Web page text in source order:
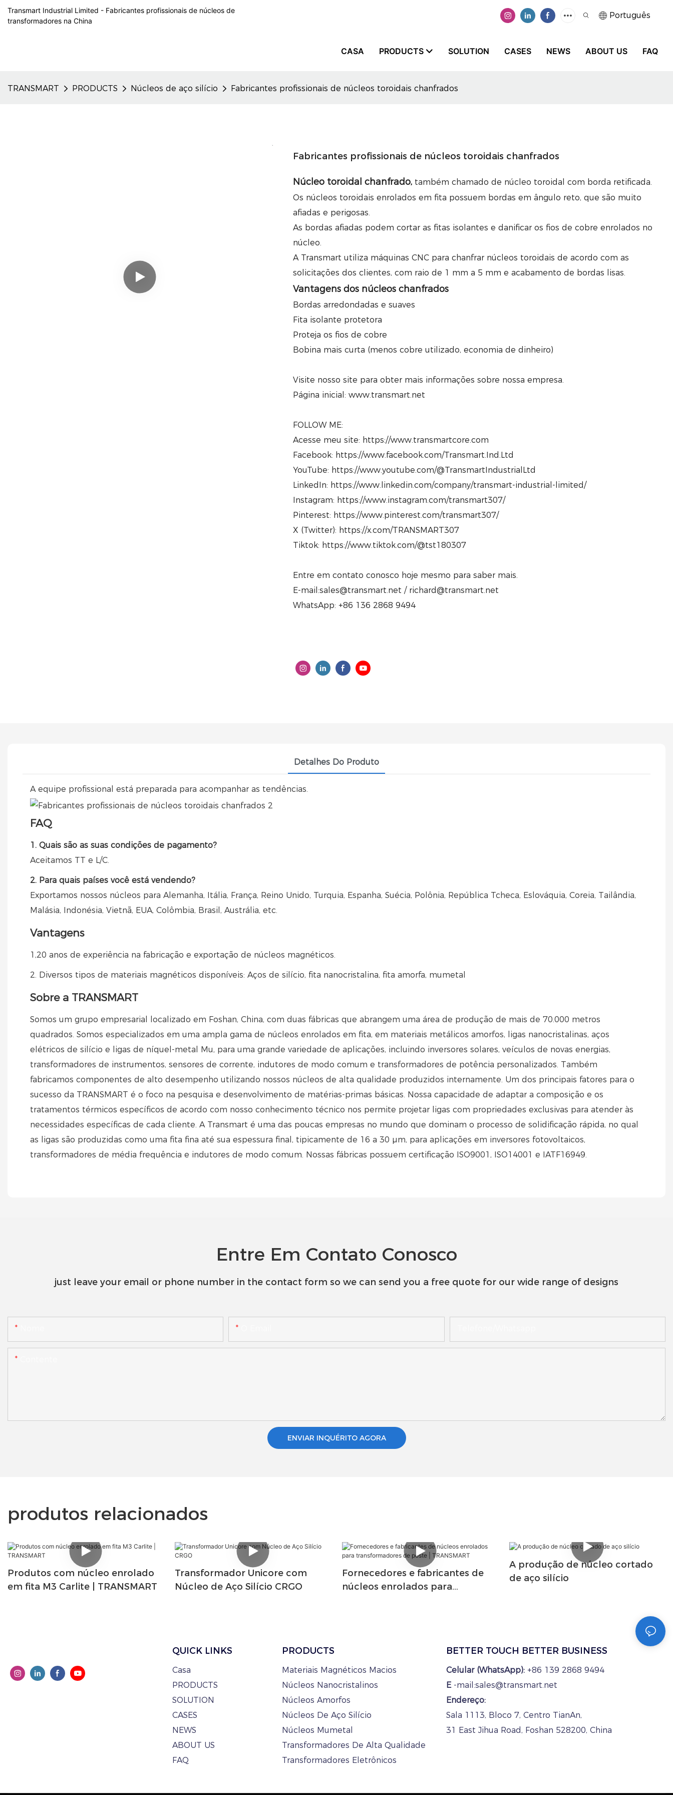
Transmart Industrial Limited - Fabricantes profissionais de núcleos de
transformadores na China
Português
CASA PRODUCTS SOLUTION CASES NEWS ABOUT US FAQ
TRANSMART PRODUCTS Núcleos de aço silício Fabricantes profissionais de núcleos toroidais chanfrados
Fabricantes profissionais de núcleos toroidais chanfrados
Núcleo toroidal chanfrado, também chamado de núcleo toroidal com borda retificada.
Os núcleos toroidais enrolados em fita possuem bordas em ângulo reto, que são muito
afiadas e perigosas.
As bordas afiadas podem cortar as fitas isolantes e danificar os fios de cobre enrolados no
núcleo.
A Transmart utiliza máquinas CNC para chanfrar núcleos toroidais de acordo com as
solicitações dos clientes, com raio de 1 mm a 5 mm e acabamento de bordas lisas.
Vantagens dos núcleos chanfrados
Bordas arredondadas e suaves
Fita isolante protetora
Proteja os fios de cobre
Bobina mais curta (menos cobre utilizado, economia de dinheiro)
Visite nosso site para obter mais informações sobre nossa empresa.
Página inicial: www.transmart.net
FOLLOW ME:
Acesse meu site: https://www.transmartcore.com
Facebook: https://www.facebook.com/Transmart.Ind.Ltd
YouTube: https://www.youtube.com/@TransmartIndustrialLtd
LinkedIn: https://www.linkedin.com/company/transmart-industrial-limited/
Instagram: https://www.instagram.com/transmart307/
Pinterest: https://www.pinterest.com/transmart307/
X (Twitter): https://x.com/TRANSMART307
Tiktok: https://www.tiktok.com/@tst180307
Entre em contato conosco hoje mesmo para saber mais.
E-mail:sales@transmart.net / richard@transmart.net
WhatsApp: +86 136 2868 9494
Detalhes Do Produto
A equipe profissional está preparada para acompanhar as tendências.
FAQ
1. Quais são as suas condições de pagamento?
Aceitamos TT e L/C.
2. Para quais países você está vendendo?
Exportamos nossos núcleos para Alemanha, Itália, França, Reino Unido, Turquia, Espanha, Suécia, Polônia, República Tcheca, Eslováquia, Coreia, Tailândia,
Malásia, Indonésia, Vietnã, EUA, Colômbia, Brasil, Austrália, etc.
Vantagens
1,20 anos de experiência na fabricação e exportação de núcleos magnéticos.
2. Diversos tipos de materiais magnéticos disponíveis: Aços de silício, fita nanocristalina, fita amorfa, mumetal
Sobre a TRANSMART
Somos um grupo empresarial localizado em Foshan, China, com duas fábricas que abrangem uma área de produção de mais de 70.000 metros
quadrados. Somos especializados em uma ampla gama de núcleos enrolados em fita, em materiais metálicos amorfos, ligas nanocristalinas, aços
elétricos de silício e ligas de níquel-metal Mu, para uma grande variedade de aplicações, incluindo inversores solares, veículos de novas energias,
transformadores de instrumentos, sensores de corrente, indutores de modo comum e transformadores de potência personalizados. Também
fabricamos componentes de alto desempenho utilizando nossos núcleos de alta qualidade produzidos internamente. Um dos principais fatores para o
sucesso da TRANSMART é o foco na pesquisa e desenvolvimento de matérias-primas básicas. Nossa capacidade de adaptar a composição e os
tratamentos térmicos específicos de acordo com nosso conhecimento técnico nos permite projetar ligas com propriedades exclusivas para atender às
necessidades específicas de cada cliente. A Transmart é uma das poucas empresas no mundo que dominam o processo de solidificação rápida, no qual
as ligas são produzidas como uma fita fina até sua espessura final, tipicamente de 16 a 30 μm, para aplicações em inversores fotovoltaicos,
transformadores de média frequência e indutores de modo comum. Nossas fábricas possuem certificação ISO9001, ISO14001 e IATF16949.
Entre Em Contato Conosco
just leave your email or phone number in the contact form so we can send you a free quote for our wide range of designs
ENVIAR INQUÉRITO AGORA
produtos relacionados
Produtos com núcleo enrolado
em fita M3 Carlite | TRANSMART
Transformador Unicore com
Núcleo de Aço Silício CRGO
Fornecedores e fabricantes de
núcleos enrolados para
A produção de núcleo cortado
de aço silício
QUICK LINKS
Casa
PRODUCTS
SOLUTION
CASES
NEWS
ABOUT US
FAQ
PRODUCTS
Materiais Magnéticos Macios
Núcleos Nanocristalinos
Núcleos Amorfos
Núcleos De Aço Silício
Núcleos Mumetal
Transformadores De Alta Qualidade
Transformadores Eletrônicos
BETTER TOUCH BETTER BUSINESS
Celular (WhatsApp): +86 139 2868 9494
E-mail:sales@transmart.net
Endereço:
Sala 1113, Bloco 7, Centro TianAn,
31 East Jihua Road, Foshan 528200, China